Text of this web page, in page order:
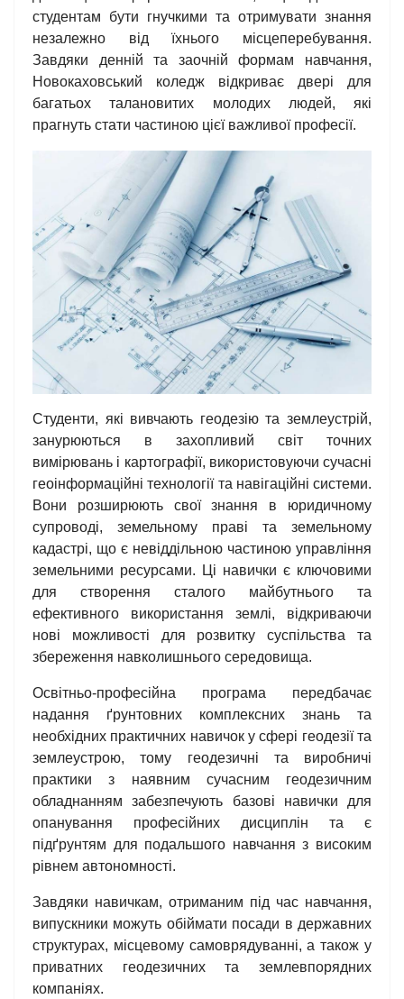
студентам бути гнучкими та отримувати знання
незалежно від їхнього місцеперебування.
Завдяки денній та заочній формам навчання,
Новокаховський коледж відкриває двері для
багатьох талановитих молодих людей, які
прагнуть стати частиною цієї важливої професії.
Студенти, які вивчають геодезію та землеустрій,
занурюються в захопливий світ точних
вимірювань і картографії, використовуючи сучасні
геоінформаційні технології та навігаційні системи.
Вони розширюють свої знання в юридичному
супроводі, земельному праві та земельному
кадастрі, що є невіддільною частиною управління
земельними ресурсами. Ці навички є ключовими
для створення сталого майбутнього та
ефективного використання землі, відкриваючи
нові можливості для розвитку суспільства та
збереження навколишнього середовища.
Освітньо-професійна програма передбачає
надання ґрунтовних комплексних знань та
необхідних практичних навичок у сфері геодезії та
землеустрою, тому геодезичні та виробничі
практики з наявним сучасним геодезичним
обладнанням забезпечують базові навички для
опанування професійних дисциплін та є
підґрунтям для подальшого навчання з високим
рівнем автономності.
Завдяки навичкам, отриманим під час навчання,
випускники можуть обіймати посади в державних
структурах, місцевому самоврядуванні, а також у
приватних геодезичних та землевпорядних
компаніях.